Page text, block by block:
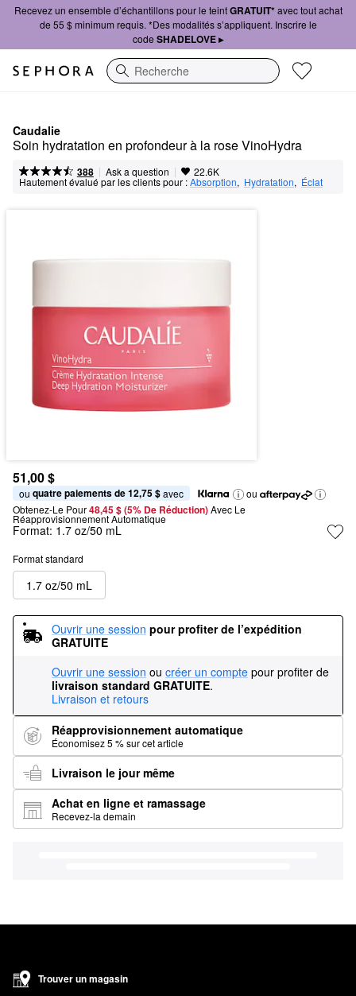
Recevez un ensemble d’échantillons pour le teintGRATUIT*avec tout achat
de 55 $ minimum requis. *Des modalités s’appliquent. Inscrire le
code SHADELOVE ▸
Recherche
Caudalie
Soin hydratation en profondeur à la rose VinoHydra
388 | Ask a question | 22.6K
Hautement évalué par les clients pour :Absorption, Hydratation, Éclat
51,00 $
ou quatre paiements de 12,75 $ avec
ou
Obtenez-Le Pour48,45 $ (5% De Réduction) Avec Le
Réapprovisionnement Automatique
Format: 1.7 oz/50 mL
Format standard
1.7 oz/50 mL
Ouvrir une session pour profiter de l’expédition
GRATUITE
Ouvrir une session ou créer un compte pour profiter de
livraison standard GRATUITE.
Livraison et retours
Réapprovisionnement automatique
Économisez 5 % sur cet article
Livraison le jour même
Achat en ligne et ramassage
Recevez-la demain
Trouver un magasin